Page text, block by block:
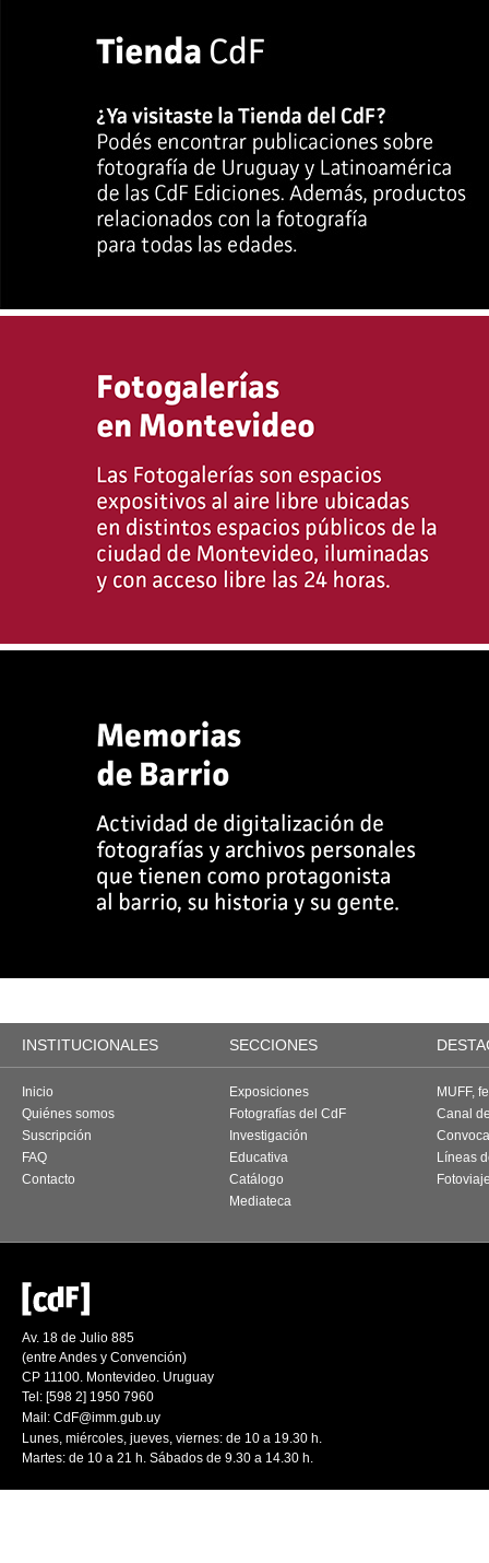
INSTITUCIONALES SECCIONES
Inicio
Quiénes somos
Suscripción
FAQ
Contacto
Exposiciones
Fotografías del CdF
Investigación
Educativa
Catálogo
Mediateca
MUFF,
Canal
Líneas
Av. 18 de Julio 885
(entre Andes y Convención)
CP 11100. Montevideo. Uruguay
Tel: [598 2] 1950 7960
Mail: CdF@imm.gub.uy
Lunes, miércoles, jueves, viernes: de 10 a 19.30 h.
Martes: de 10 a 21 h. Sábados de 9.30 a 14.30 h.